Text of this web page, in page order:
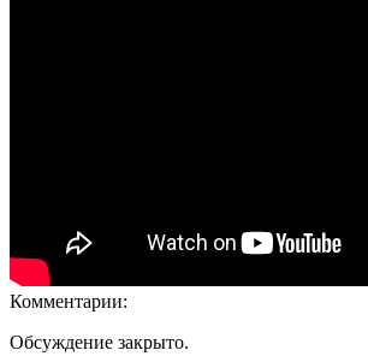
Комментарии:
Обсуждение закрыто.